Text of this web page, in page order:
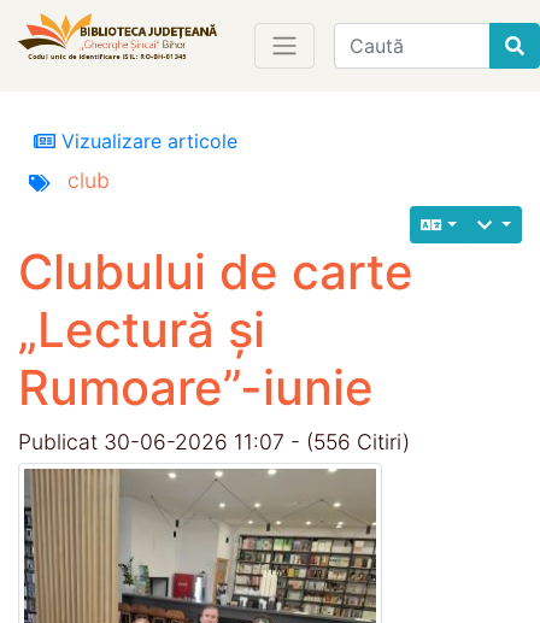
Find
Vizualizare articole
club
Clubului de carte
„Lectură și
Rumoare”-iunie
Publicat 30-06-2026 11:07 - (556 Citiri)